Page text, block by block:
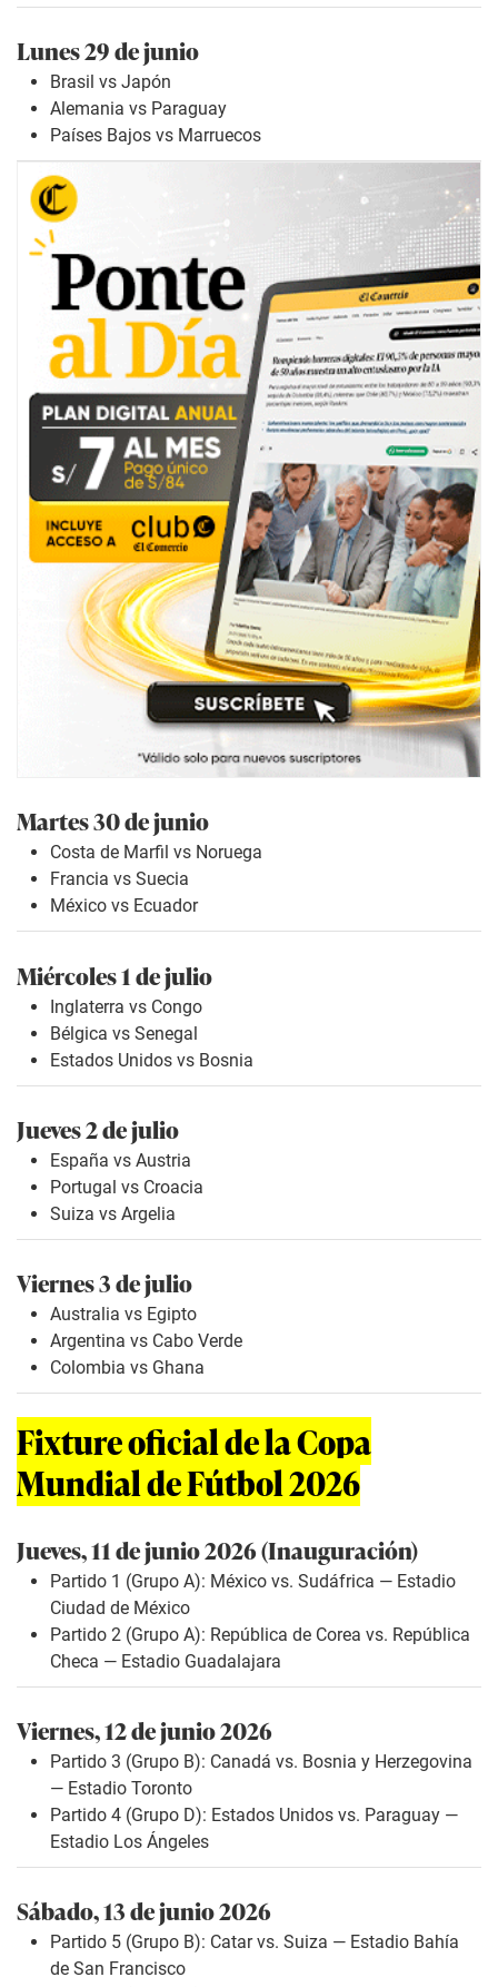
Lunes 29 de junio
Brasil vs Japón
Alemania vs Paraguay
Países Bajos vs Marruecos
Martes 30 de junio
Costa de Marfil vs Noruega
Francia vs Suecia
México vs Ecuador
Miércoles 1 de julio
Inglaterra vs Congo
Bélgica vs Senegal
Estados Unidos vs Bosnia
Jueves 2 de julio
España vs Austria
Portugal vs Croacia
Suiza vs Argelia
Viernes 3 de julio
Australia vs Egipto
Argentina vs Cabo Verde
Colombia vs Ghana
Fixture oficial de la Copa
Mundial de Fútbol 2026
Jueves, 11 de junio 2026 (Inauguración)
Partido 1 (Grupo A): México vs. Sudáfrica — Estadio
Ciudad de México
Partido 2 (Grupo A): República de Corea vs. República
Checa — Estadio Guadalajara
Viernes, 12 de junio 2026
Partido 3 (Grupo B): Canadá vs. Bosnia y Herzegovina
— Estadio Toronto
Partido 4 (Grupo D): Estados Unidos vs. Paraguay —
Estadio Los Ángeles
Sábado, 13 de junio 2026
Partido 5 (Grupo B): Catar vs. Suiza — Estadio Bahía
de San Francisco